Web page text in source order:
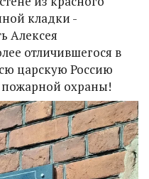
кладки -
Алексея
отличившегося в
царскую Россию
охраны!